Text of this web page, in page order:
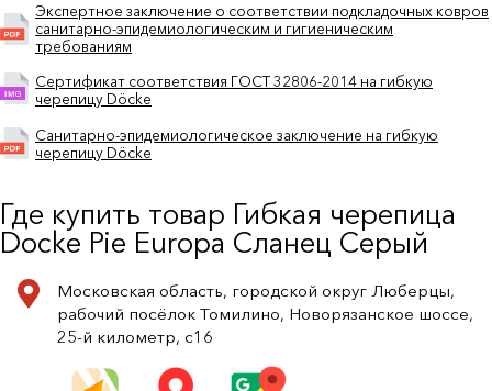
Экспертное заключение о соответствии подкладочных ковров
санитарно-эпидемиологическим и гигиеническим
требованиям
Сертификат соответствия ГОСТ 32806-2014 на гибкую
черепицу Döcke
Санитарно-эпидемиологическое заключение на гибкую
черепицу Döcke
Где купить товар Гибкая черепица
Docke Pie Europa Сланец Серый
Московская область, городской округ Люберцы,
рабочий посёлок Томилино, Новорязанское шоссе,
25-й километр, с16